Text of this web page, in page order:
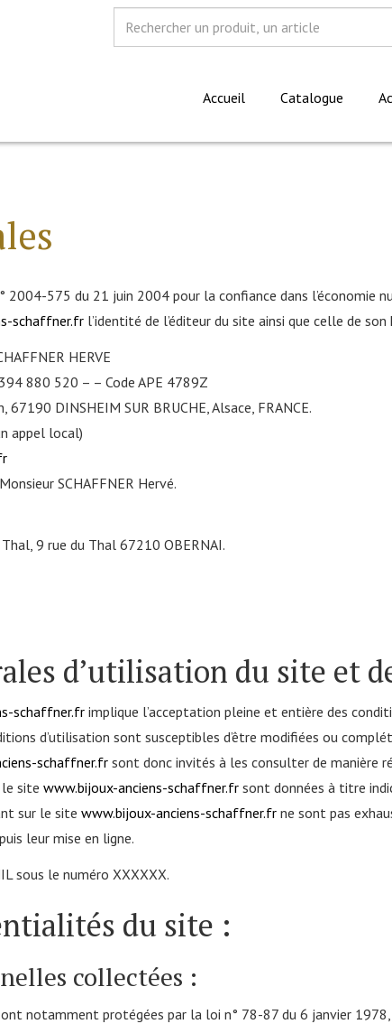
Rechercher
Accueil Catalogue
575 du 21 juin 2004 pour la confiance dans l’économie
schaffner.fr l’identité de l’éditeur du site ainsi que celle de son
HERVE
880 520 – – Code APE 4789Z
67190 DINSHEIM SUR BRUCHE, Alsace, FRANCE.
appel local)
Monsieur SCHAFFNER Hervé.
Thal, 9 rue du Thal 67210 OBERNAI.
d’utilisation du site et
schaffner.fr implique l’acceptation pleine et entière des
d’utilisation sont susceptibles d’être modifiées ou
schaffner.fr sont donc invités à les consulter de manière
site www.bijoux-anciens-schaffner.fr sont données à titre
sur le site www.bijoux-anciens-schaffner.fr ne sont pas
leur mise en ligne.
sous le numéro XXXXXX.
du site :
collectées :
notamment protégées par la loi n° 78-87 du 6 janvier